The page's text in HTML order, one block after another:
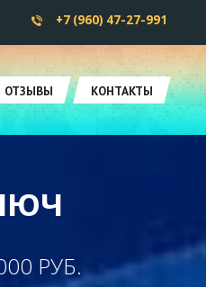
+7 (960) 47-27-991
ОТЗЫВЫ КОНТАКТЫ
РУБ.